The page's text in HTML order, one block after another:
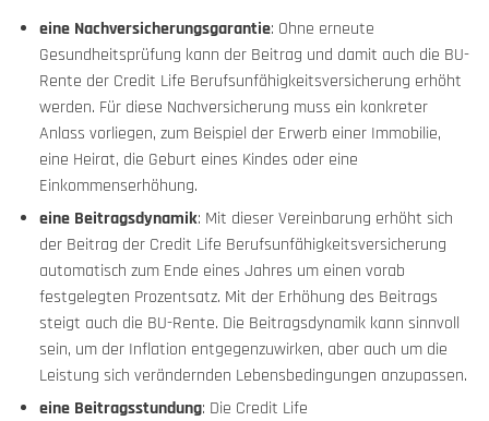
eine Nachversicherungsgarantie: Ohne erneute
Gesundheitsprüfung kann der Beitrag und damit auch die BU-
Rente der Credit Life Berufsunfähigkeitsversicherung erhöht
werden. Für diese Nachversicherung muss ein konkreter
Anlass vorliegen, zum Beispiel der Erwerb einer Immobilie,
eine Heirat, die Geburt eines Kindes oder eine
Einkommenserhöhung.
eine Beitragsdynamik: Mit dieser Vereinbarung erhöht sich
der Beitrag der Credit Life Berufsunfähigkeitsversicherung
automatisch zum Ende eines Jahres um einen vorab
festgelegten Prozentsatz. Mit der Erhöhung des Beitrags
steigt auch die BU-Rente. Die Beitragsdynamik kann sinnvoll
sein, um der Inflation entgegenzuwirken, aber auch um die
Leistung sich verändernden Lebensbedingungen anzupassen.
eine Beitragsstundung: Die Credit Life